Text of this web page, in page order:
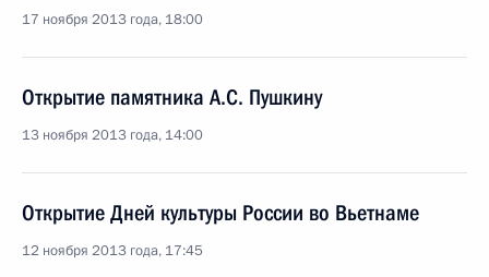
17 ноября 2013 года, 18:00
Открытие памятника А.С. Пушкину
13 ноября 2013 года, 14:00
Открытие Дней культуры России во Вьетнаме
12 ноября 2013 года, 17:45